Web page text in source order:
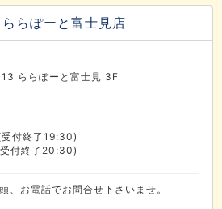
らぽーと富士見店
ららぽーと富士見 3F
付終了19:30)
付終了20:30)
、お電話でお問合せ下さいませ。